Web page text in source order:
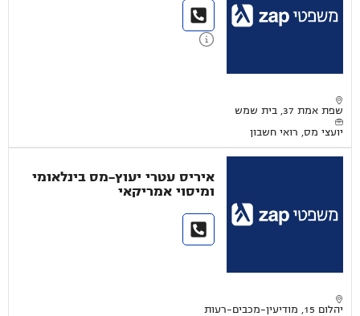
שפת אמת 37, בית שמש
יועצי מס, רואי חשבון
איריס עטרי יעוץ-מס בינלאומי
ומיסוי אמריקאי
יהלום 15, מודיעין-מכבים-רעות